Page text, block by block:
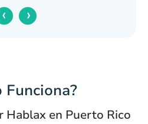
‹ ›
Funciona?
Hablax en Puerto Rico